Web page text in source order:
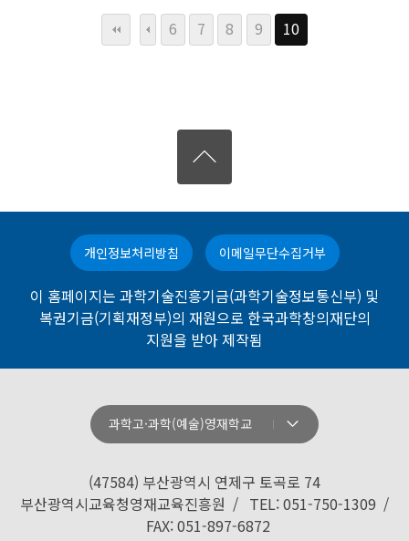
6 7 8 9 10
개인정보처리방침 이메일무단수집거부
이 홈페이지는 과학기술진흥기금(과학기술정보통신부) 및
복권기금(기획재정부)의 재원으로 한국과학창의재단의
지원을 받아 제작됨
과학고·과학(예술)영재학교
강원과학고등학교
경기북과학고등학교
경남과학고등학교
(47584) 부산광역시 연제구 토곡로 74
부산광역시교육청영재교육진흥원 / TEL: 051-750-1309 /
FAX: 051-897-6872